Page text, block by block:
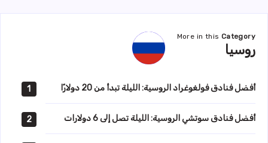
More in this Category
روسيا
روسيا
1 أفضل فنادق فولغوغراد الروسية: الليلة تبدأ من 20 دولارًا
2 أفضل فنادق سوتشي الروسية: الليلة تصل إلى 6 دولارات